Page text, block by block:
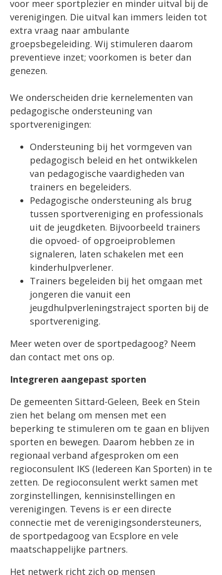
voor meer sportplezier en minder uitval bij de
verenigingen. Die uitval kan immers leiden tot
extra vraag naar ambulante
groepsbegeleiding. Wij stimuleren daarom
preventieve inzet; voorkomen is beter dan
genezen.
We onderscheiden drie kernelementen van
pedagogische ondersteuning van
sportverenigingen:
Ondersteuning bij het vormgeven van
pedagogisch beleid en het ontwikkelen
van pedagogische vaardigheden van
trainers en begeleiders.
Pedagogische ondersteuning als brug
tussen sportvereniging en professionals
uit de jeugdketen. Bijvoorbeeld trainers
die opvoed- of opgroeiproblemen
signaleren, laten schakelen met een
kinderhulpverlener.
Trainers begeleiden bij het omgaan met
jongeren die vanuit een
jeugdhulpverleningstraject sporten bij de
sportvereniging.
Meer weten over de sportpedagoog? Neem
dan contact met ons op.
Integreren aangepast sporten
De gemeenten Sittard-Geleen, Beek en Stein
zien het belang om mensen met een
beperking te stimuleren om te gaan en blijven
sporten en bewegen. Daarom hebben ze in
regionaal verband afgesproken om een
regioconsulent IKS (Iedereen Kan Sporten) in te
zetten. De regioconsulent werkt samen met
zorginstellingen, kennisinstellingen en
verenigingen. Tevens is er een directe
connectie met de verenigingsondersteuners,
de sportpedagoog van Ecsplore en vele
maatschappelijke partners.
Het netwerk richt zich op mensen